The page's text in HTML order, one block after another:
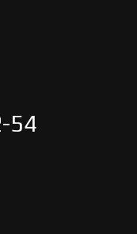
54